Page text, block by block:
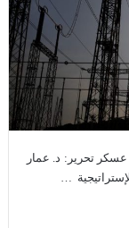
تحرير: د. عمار
…